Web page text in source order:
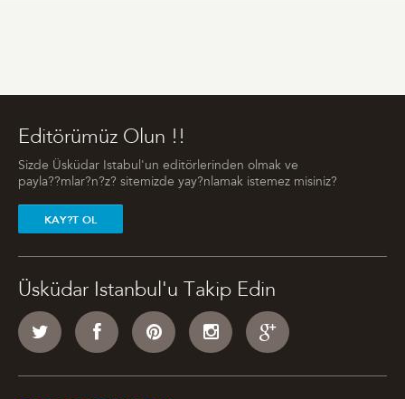
Editörümüz Olun !!
Sizde Üsküdar Istabul'un editörlerinden olmak ve
payla??mlar?n?z? sitemizde yay?nlamak istemez misiniz?
KAY?T OL
Üsküdar Istanbul'u Takip Edin